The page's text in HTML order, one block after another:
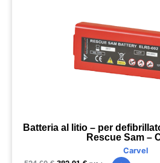
Batteria al litio – per
Rescue Sam –
Carvel